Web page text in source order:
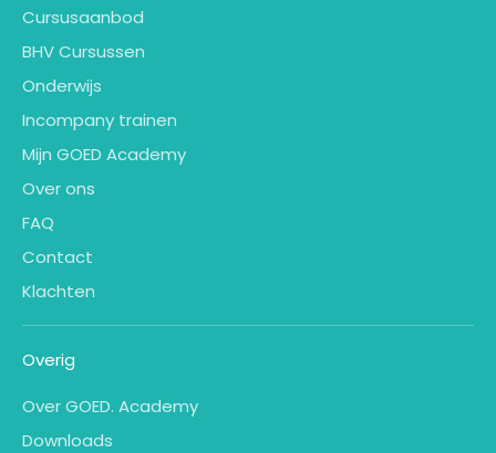
Cursusaanbod
BHV Cursussen
Onderwijs
Incompany trainen
Mijn GOED Academy
Over ons
FAQ
Contact
Klachten
Overig
Over GOED. Academy
Downloads